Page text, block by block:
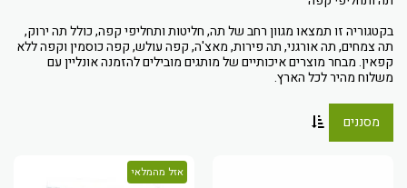
בקטגוריה זו תמצאו מגוון רחב של תה, חליטות ותחליפי קפה, כולל תה ירוק,
תה צמחים, תה אורגני, תה פירות, מאצ'ה, קפה עולש, קפה כוסמין וקפה ללא
קפאין. מבחר מוצרים איכותיים של מותגים מובילים להזמנה אונליין עם
משלוח מהיר לכל הארץ.
מסננים
אזל מהמלאי